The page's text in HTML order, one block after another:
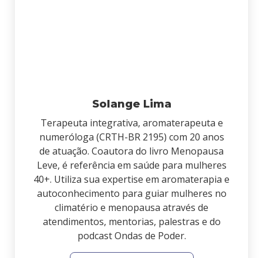
Solange Lima
Terapeuta integrativa, aromaterapeuta e
numeróloga (CRTH-BR 2195) com 20 anos
de atuação. Coautora do livro Menopausa
Leve, é referência em saúde para mulheres
40+. Utiliza sua expertise em aromaterapia e
autoconhecimento para guiar mulheres no
climatério e menopausa através de
atendimentos, mentorias, palestras e do
podcast Ondas de Poder.